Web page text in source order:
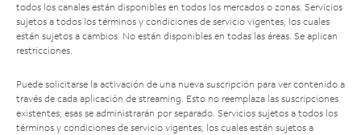
todos los canales están disponibles en todos los mercados o zonas. Servicios
sujetos a todos los términos y condiciones de servicio vigentes, los cuales
están sujetos a cambios. No están disponibles en todas las áreas. Se aplican
restricciones.
Puede solicitarse la activación de una nueva suscripción para ver contenido a
través de cada aplicación de streaming. Esto no reemplaza las suscripciones
existentes; esas se administrarán por separado. Servicios sujetos a todos los
términos y condiciones de servicio vigentes, los cuales están sujetos a